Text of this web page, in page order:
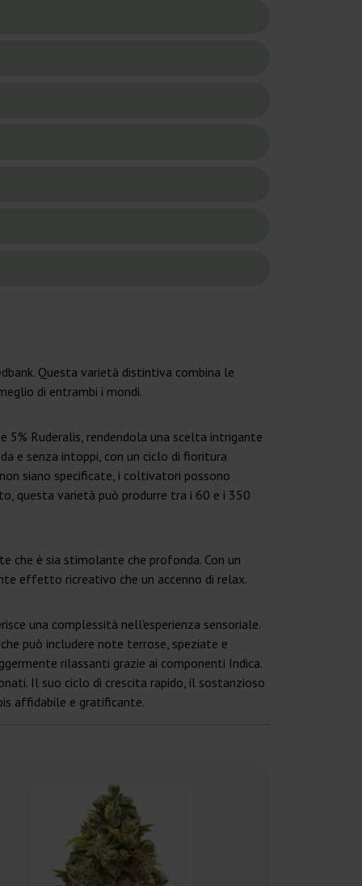
Questa varietà distintiva combina le
di entrambi i mondi.
5% Ruderalis, rendendola una scelta intrigante
e senza intoppi, con un ciclo di fioritura
siano specificate, i coltivatori possono
questa varietà può produrre tra i 60 e i 350
che è sia stimolante che profonda. Con un
effetto ricreativo che un accenno di relax.
una complessità nell'esperienza sensoriale.
può includere note terrose, speziate e
rilassanti grazie ai componenti Indica.
Il suo ciclo di crescita rapido, il sostanzioso
affidabile e gratificante.